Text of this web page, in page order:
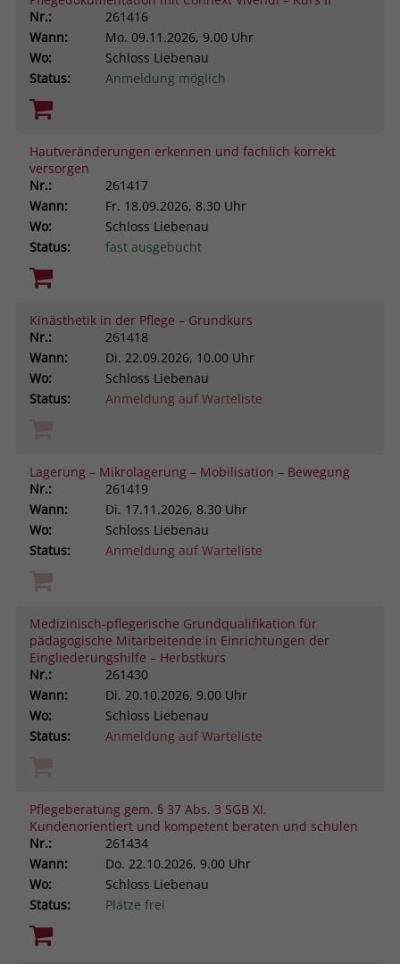
Nr.:
261416
Wann:
Mo. 09.11.2026, 9.00 Uhr
Wo:
Schloss Liebenau
Status:
Anmeldung möglich
Hautveränderungen erkennen und fachlich korrekt
versorgen
Nr.:
261417
Wann:
Fr. 18.09.2026, 8.30 Uhr
Wo:
Schloss Liebenau
Status:
fast ausgebucht
Kinästhetik in der Pflege – Grundkurs
Nr.:
261418
Wann:
Di. 22.09.2026, 10.00 Uhr
Wo:
Schloss Liebenau
Status:
Anmeldung auf Warteliste
Lagerung – Mikrolagerung – Mobilisation – Bewegung
Nr.:
261419
Wann:
Di. 17.11.2026, 8.30 Uhr
Wo:
Schloss Liebenau
Status:
Anmeldung auf Warteliste
Medizinisch-pflegerische Grundqualifikation für
pädagogische Mitarbeitende in Einrichtungen der
Eingliederungshilfe – Herbstkurs
Nr.:
261430
Wann:
Di. 20.10.2026, 9.00 Uhr
Wo:
Schloss Liebenau
Status:
Anmeldung auf Warteliste
Pflegeberatung gem. § 37 Abs. 3 SGB XI.
Kundenorientiert und kompetent beraten und schulen
Nr.:
261434
Wann:
Do. 22.10.2026, 9.00 Uhr
Wo:
Schloss Liebenau
Status:
Plätze frei